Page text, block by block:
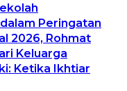
Peringatan
2026, Rohmat
Keluarga
Ketika Ikhtiar